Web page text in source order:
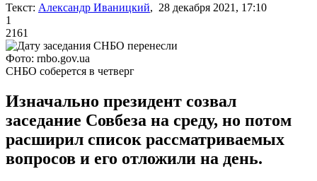
Текст: Александр Иваницкий, 28 декабря 2021, 17:10
1
2161
Фото: rnbo.gov.ua
СНБО соберется в четверг
Изначально президент созвал
заседание Совбеза на среду, но потом
расширил список рассматриваемых
вопросов и его отложили на день.